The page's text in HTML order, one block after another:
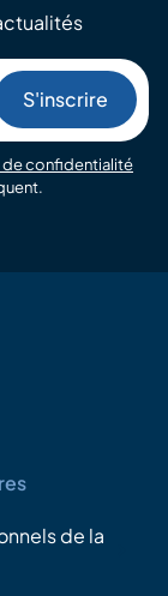
de confidentialité
de la